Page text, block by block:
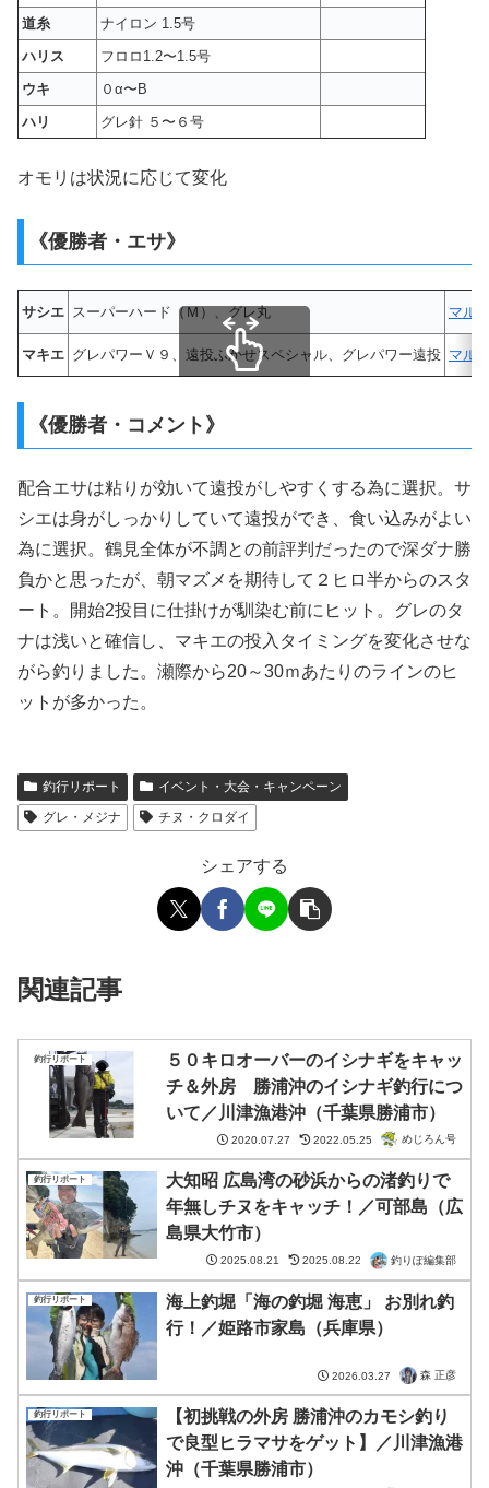
道糸
ナイロン 1.5号
ハリス
フロロ1.2〜1.5号
ウキ
０α〜B
ハリ
グレ針 ５〜６号
オモリは状況に応じて変化
《優勝者・エサ》
サシエ スーパーハード（Ｍ）、グレ丸 マル
マキエ グレパワーＶ９、遠投ふかせスペシャル、グレパワー遠投 マル
《優勝者・コメント》
配合エサは粘りが効いて遠投がしやすくする為に選択。サ
シエは身がしっかりしていて遠投ができ、食い込みがよい
為に選択。鶴見全体が不調との前評判だったので深ダナ勝
負かと思ったが、朝マズメを期待して２ヒロ半からのスタ
ート。開始2投目に仕掛けが馴染む前にヒット。グレのタ
ナは浅いと確信し、マキエの投入タイミングを変化させな
がら釣りました。瀬際から20～30ｍあたりのラインのヒ
ットが多かった。
釣行リポート
イベント・大会・キャンペーン
グレ・メジナ
チヌ・クロダイ
シェアする
関連記事
釣行リポート
５０キロオーバーのイシナギをキャッ
チ＆外房 勝浦沖のイシナギ釣行につ
いて／川津漁港沖（千葉県勝浦市）
2020.07.27 2022.05.25 めじろん号
釣行リポート
大知昭 広島湾の砂浜からの渚釣りで
年無しチヌをキャッチ！／可部島（広
島県大竹市）
2025.08.21 2025.08.22 釣りぽ編集部
釣行リポート
海上釣堀「海の釣堀 海恵」 お別れ釣
行！／姫路市家島（兵庫県）
2026.03.27 森 正彦
釣行リポート
【初挑戦の外房 勝浦沖のカモシ釣り
で良型ヒラマサをゲット】／川津漁港
沖（千葉県勝浦市）